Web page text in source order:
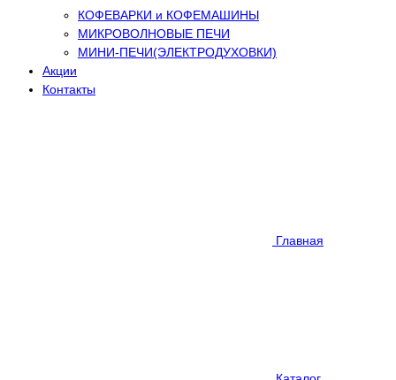
КОФЕВАРКИ и КОФЕМАШИНЫ
МИКРОВОЛНОВЫЕ ПЕЧИ
МИНИ-ПЕЧИ(ЭЛЕКТРОДУХОВКИ)
Акции
Контакты
Главная